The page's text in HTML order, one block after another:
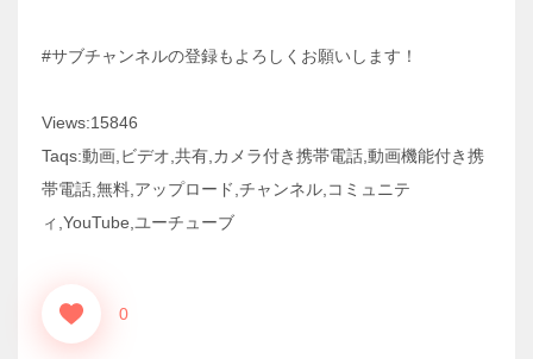
#サブチャンネルの登録もよろしくお願いします！
Views:15846
Taqs:動画,ビデオ,共有,カメラ付き携帯電話,動画機能付き携
帯電話,無料,アップロード,チャンネル,コミュニテ
ィ,YouTube,ユーチューブ
0